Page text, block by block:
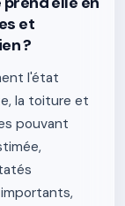
et
?
l'état
la toiture et
pouvant